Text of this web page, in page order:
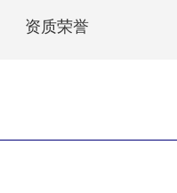
资质荣誉